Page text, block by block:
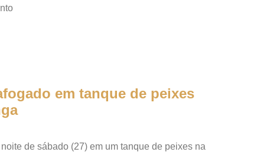
em tanque de peixes
de sábado (27) em um tanque de peixes na